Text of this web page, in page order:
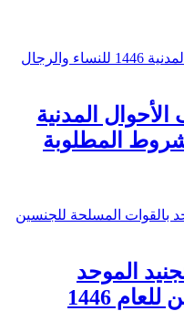
المدنية
الموحد
1446